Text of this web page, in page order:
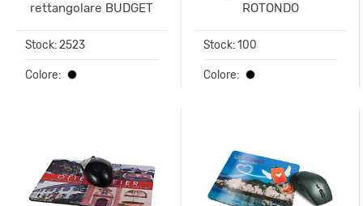
rettangolare BUDGET
Stock: 2523
Colore:
ROTONDO
Stock: 100
Colore: